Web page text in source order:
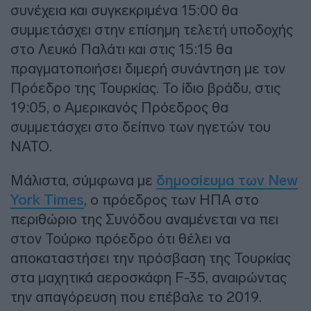
συνέχεια και συγκεκριμένα 15:00 θα
συμμετάσχει στην επίσημη τελετή υποδοχής
στο Λευκό Παλάτι και στις 15:15 θα
πραγματοποιήσει διμερή συνάντηση με τον
Πρόεδρο της Τουρκίας. Το ίδιο βράδυ, στις
19:05, ο Αμερικανός Πρόεδρος θα
συμμετάσχει στο δείπνο των ηγετών του
ΝΑΤΟ.
Μάλιστα, σύμφωνα με δημοσίευμα των New
York Times, ο πρόεδρος των ΗΠΑ στο
περιθώριο της Συνόδου αναμένεται να πει
στον Τούρκο πρόεδρο ότι θέλει να
αποκαταστήσει την πρόσβαση της Τουρκίας
στα μαχητικά αεροσκάφη F-35, αναιρώντας
την απαγόρευση που επέβαλε το 2019.